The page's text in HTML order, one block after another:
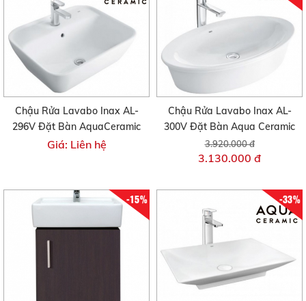
Chậu Rửa Lavabo Inax AL-
296V Đặt Bàn AquaCeramic
Giá: Liên hệ
Chậu Rửa Lavabo Inax AL-
300V Đặt Bàn Aqua Ceramic
3.920.000 đ
3.130.000 đ
-15% -33%